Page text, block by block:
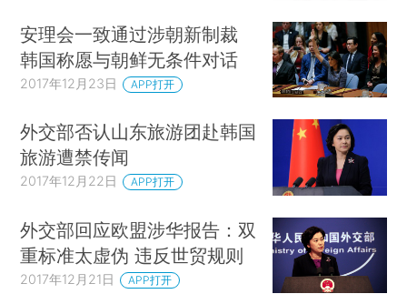
安理会一致通过涉朝新制裁
韩国称愿与朝鲜无条件对话
2017年12月23日 APP打开
外交部否认山东旅游团赴韩国
旅游遭禁传闻
2017年12月22日 APP打开
外交部回应欧盟涉华报告：双
重标准太虚伪 违反世贸规则
2017年12月21日 APP打开